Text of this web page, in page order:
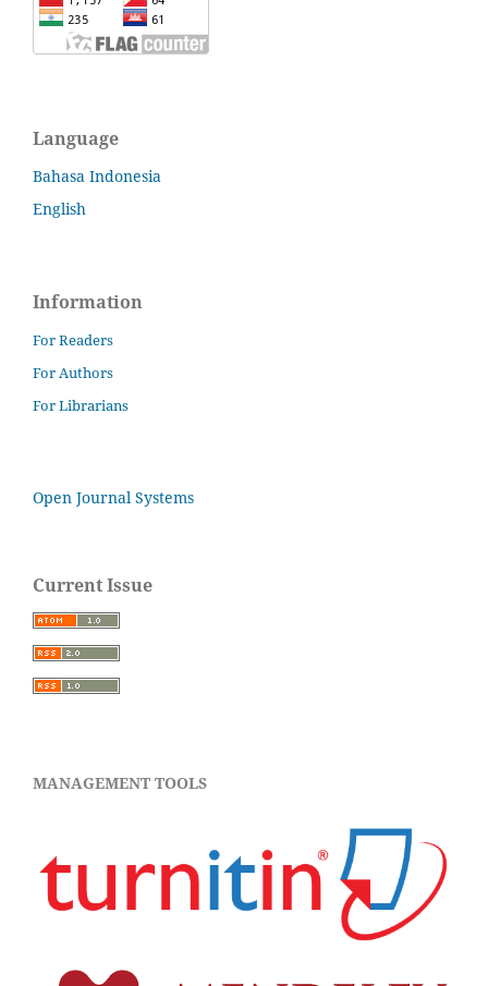
Language
Bahasa Indonesia
English
Information
For Readers
For Authors
For Librarians
Open Journal Systems
Current Issue
MANAGEMENT TOOLS